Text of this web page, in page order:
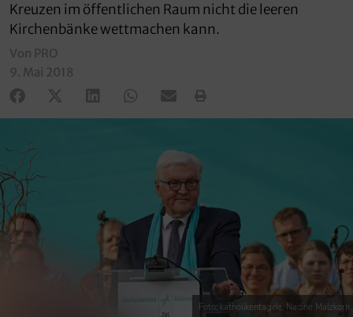
Kreuzen im öffentlichen Raum nicht die leeren
Kirchenbänke wettmachen kann.
Von PRO
9. Mai 2018
Foto: katholikentag.de, Nadine Malzkorn